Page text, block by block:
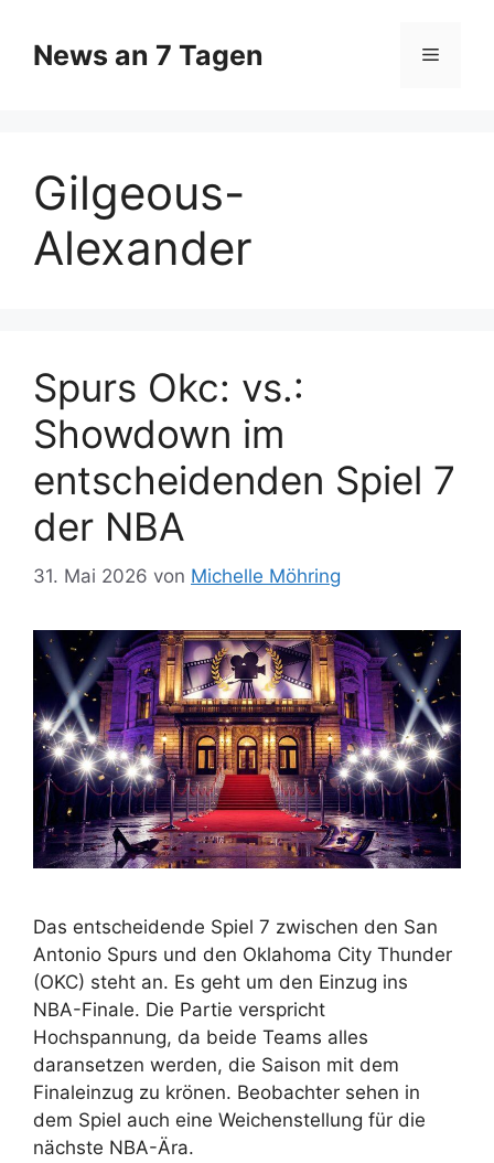
Inhalt
springen
News an 7 Tagen Menü
Gilgeous-
Alexander
Spurs Okc: vs.:
Showdown im
entscheidenden Spiel 7
der NBA
31. Mai 2026 von Michelle Möhring
Das entscheidende Spiel 7 zwischen den San
Antonio Spurs und den Oklahoma City Thunder
(OKC) steht an. Es geht um den Einzug ins
NBA-Finale. Die Partie verspricht
Hochspannung, da beide Teams alles
daransetzen werden, die Saison mit dem
Finaleinzug zu krönen. Beobachter sehen in
dem Spiel auch eine Weichenstellung für die
nächste NBA-Ära.